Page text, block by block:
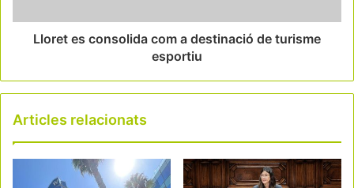
Lloret es consolida com a destinació de turisme
esportiu
Articles relacionats